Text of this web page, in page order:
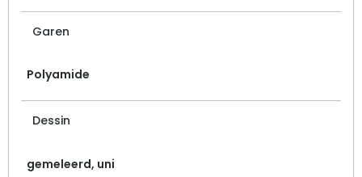
Garen
Polyamide
Dessin
gemeleerd, uni